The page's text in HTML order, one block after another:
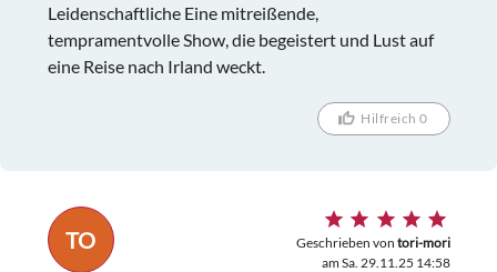
Leidenschaftliche Eine mitreißende,
tempramentvolle Show, die begeistert und Lust auf
eine Reise nach Irland weckt.
Hilfreich 0
TO Geschrieben von tori-mori
am Sa. 29.11.25 14:58